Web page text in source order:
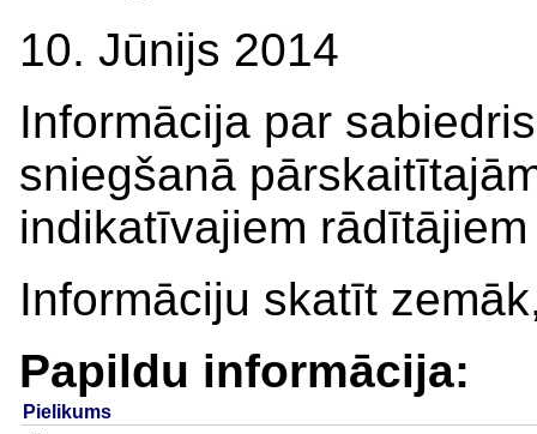
10. Jūnijs 2014
Informācija par
sniegšanā
indikatīvajiem
Informāciju skatīt
Papildu informācija:
Pielikums